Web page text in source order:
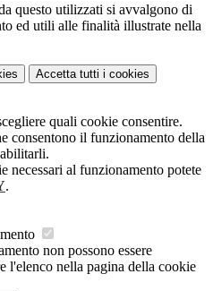
questo utilizzati si avvalgono di
ed utili alle finalità illustrate nella
Accetta tutti i cookies
quali cookie consentire.
consentono il funzionamento della
necessari al funzionamento potete
.
non possono essere
l'elenco nella pagina della cookie